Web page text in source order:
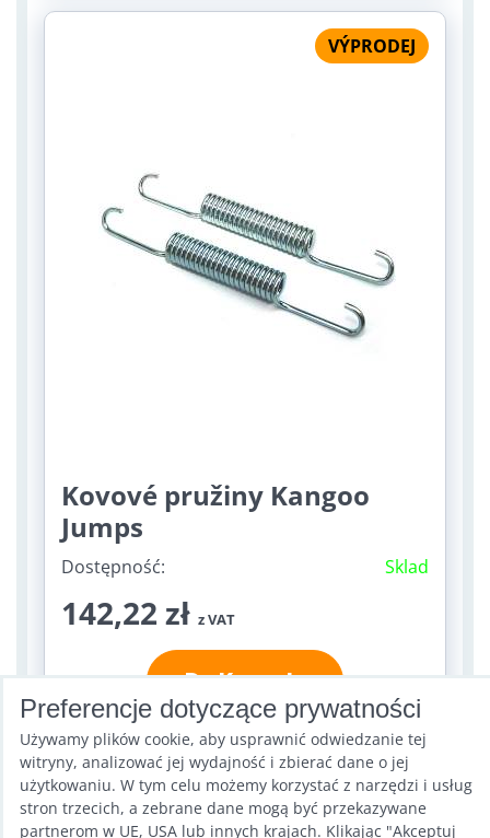
VÝPRODEJ
Kovové pružiny Kangoo
Jumps
Dostępność: Sklad
142,22 zł z VAT
Do Koszyka
Poprzedni
1 2 ...17
Następny
Preferencje dotyczące prywatności
Używamy plików cookie, aby usprawnić odwiedzanie tej
witryny, analizować jej wydajność i zbierać dane o jej
użytkowaniu. W tym celu możemy korzystać z narzędzi i usług
stron trzecich, a zebrane dane mogą być przekazywane
partnerom w UE, USA lub innych krajach. Klikając "Akceptuj